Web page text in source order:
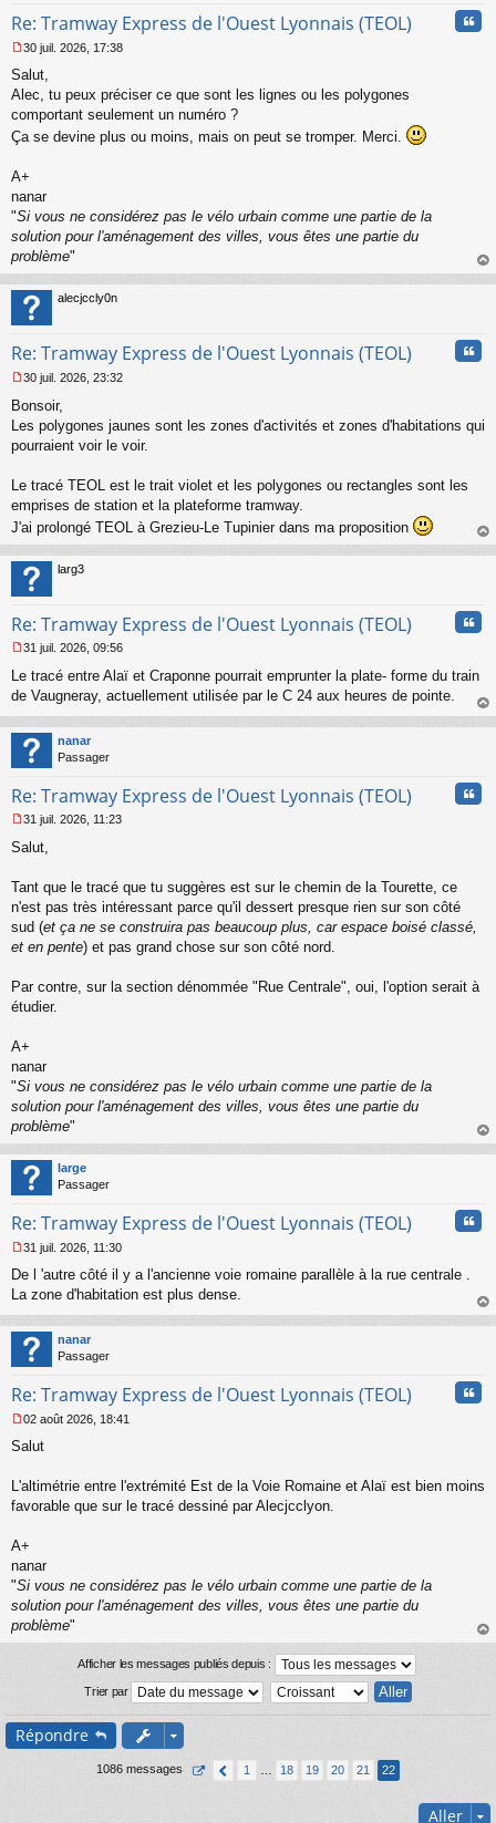
l
u
Re: Tramway Express de l'Ouest Lyonnais (TEOL)
e
s
s
g
n
o
n
l
u
30 juil. 2026, 17:38
Salut,
Alec, tu peux préciser ce que sont les lignes ou les polygones
comportant seulement un numéro ?
Ça se devine plus ou moins, mais on peut se tromper. Merci.
A+
nanar
"Si vous ne considérez pas le vélo urbain comme une partie de la
solution pour l'aménagement des villes, vous êtes une partie du
problème"
au
alecjccly0n
Re: Tramway Express de l'Ouest Lyonnais (TEOL)
e
s
e
n
o
l
u
30 juil. 2026, 23:32
Bonsoir,
Les polygones jaunes sont les zones d'activités et zones d'habitations qui
pourraient voir le voir.
Le tracé TEOL est le trait violet et les polygones ou rectangles sont les
emprises de station et la plateforme tramway.
J'ai prolongé TEOL à Grezieu-Le Tupinier dans ma proposition
au
larg3
Re: Tramway Express de l'Ouest Lyonnais (TEOL)
e
s
a
g
e
o
l
u
31 juil. 2026, 09:56
Le tracé entre Alaï et Craponne pourrait emprunter la plate- forme du train
de Vaugneray, actuellement utilisée par le C 24 aux heures de pointe.
au
nanar
Passager
Re: Tramway Express de l'Ouest Lyonnais (TEOL)
e
s
g
e
n
n
u
31 juil. 2026, 11:23
Salut,
Tant que le tracé que tu suggères est sur le chemin de la Tourette, ce
n'est pas très intéressant parce qu'il dessert presque rien sur son côté
sud (et ça ne se construira pas beaucoup plus, car espace boisé classé,
et en pente) et pas grand chose sur son côté nord.
Par contre, sur la section dénommée "Rue Centrale", oui, l'option serait à
étudier.
A+
nanar
"Si vous ne considérez pas le vélo urbain comme une partie de la
solution pour l'aménagement des villes, vous êtes une partie du
problème"
au
large
Passager
Re: Tramway Express de l'Ouest Lyonnais (TEOL)
e
s
a
g
e
o
l
u
31 juil. 2026, 11:30
De l 'autre côté il y a l'ancienne voie romaine parallèle à la rue centrale .
La zone d'habitation est plus dense.
au
nanar
Passager
Re: Tramway Express de l'Ouest Lyonnais (TEOL)
e
s
g
n
o
n
u
02 août 2026, 18:41
Salut
L'altimétrie entre l'extrémité Est de la Voie Romaine et Alaï est bien moins
favorable que sur le tracé dessiné par Alecjcclyon.
A+
nanar
"Si vous ne considérez pas le vélo urbain comme une partie de la
solution pour l'aménagement des villes, vous êtes une partie du
problème"
au
Afficher les messages publiés depuis :
Trier par
Répondre
1086 messages 1 18 19 20 21 22
Aller